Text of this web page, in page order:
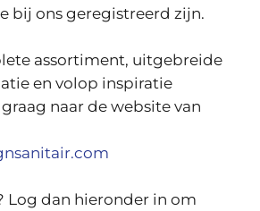
bij ons geregistreerd zijn.
assortiment, uitgebreide
en volop inspiratie
naar de website van
Log dan hieronder in om